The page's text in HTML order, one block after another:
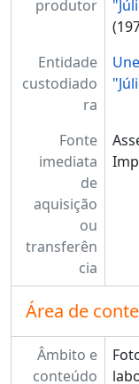
produtor
Entidade
custodiado
ra
Fonte
imediata
de
aquisição
ou
transferên
cia
Área de
Âmbito e
conteúdo